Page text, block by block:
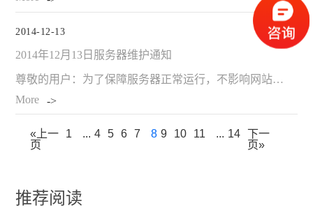
推荐阅读
2014-12-13
2014年12月13日服务器维护通知
尊敬的用户：为了保障服务器正常运行，不影响网站的正常使用，我们将于12月13日下午五点对服务器进行维护，清理应用缓冲、网站检测、备份数据。更新时间约为8-9个小时，14日凌晨8点服务器正常工作，维护期
More
«上一
页
1 ... 4 5 6 7 8 9 10 11 ... 14 下一
页»